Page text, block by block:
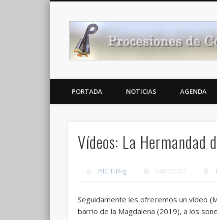
Noticias Cofrades
PORTADA NOTICIAS AGENDA
Vídeos: La Hermandad
PdC_ElBlog 04/02/2021
Seguidamente les ofrecemos un vídeo
barrio de la Magdalena (2019), a los